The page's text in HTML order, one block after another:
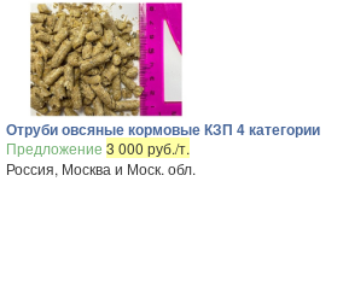
Отруби овсяные кормовые КЗП 4 категории
Предложение 3 000 руб./т.
Россия, Москва и Моск. обл.